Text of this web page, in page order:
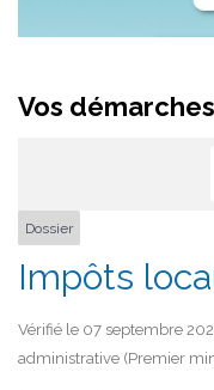
Vos
Dossier
Impôts
Vérifié le 07 septembre
administrative (Premier